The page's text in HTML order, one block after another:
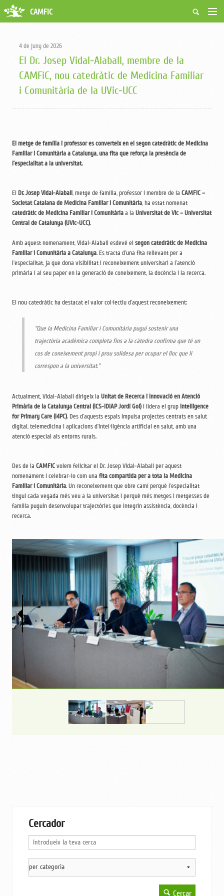
Qui som
Activitats
Borsa de treball
Ciutadans
CAMFiC
4 de juny de 2026
El Dr. Josep Vidal-Alaball, membre de la
CAMFiC, nou catedràtic de Medicina Familiar
i Comunitària de la UVic-UCC
El metge de família i professor es converteix en el segon catedràtic de Medicina
Familiar i Comunitària a Catalunya, una fita que reforça la presència de
l’especialitat a la universitat.
El Dr. Josep Vidal-Alaball, metge de família, professor i membre de la CAMFiC –
Societat Catalana de Medicina Familiar i Comunitària, ha estat nomenat
catedràtic de Medicina Familiar i Comunitàriaa la Universitat de Vic – Universitat
Central de Catalunya (UVic-UCC).
Amb aquest nomenament, Vidal-Alaball esdevé el segon catedràtic de Medicina
Familiar i Comunitària a Catalunya. Es tracta d’una fita rellevant per a
l’especialitat, ja que dona visibilitat i reconeixement universitari a l’atenció
primària i al seu paper en la generació de coneixement, la docència i la recerca.
El nou catedràtic ha destacat el valor col·lectiu d’aquest reconeixement:
“Que la Medicina Familiar i Comunitària pugui sostenir una
trajectòria acadèmica completa fins a la càtedra confirma que té un
cos de coneixement propi i prou solidesa per ocupar el lloc que li
correspon a la universitat.”
Actualment, Vidal-Alaball dirigeix la Unitat de Recerca i Innovació en Atenció
Primària de la Catalunya Central (ICS-IDIAP Jordi Gol) i lidera el grup Intelligence
for Primary Care (I4PC). Des d’aquests espais impulsa projectes centrats en salut
digital, telemedicina i aplicacions d’intel·ligència artificial en salut, amb una
atenció especial als entorns rurals.
Des de la CAMFiCvolem felicitar el Dr. Josep Vidal-Alaball per aquest
nomenament i celebrar-lo com una fita compartida per a tota la Medicina
Familiar i Comunitària. Un reconeixement que obre camí perquè l’especialitat
tingui cada vegada més veu a la universitat i perquè més metges i metgesses de
família puguin desenvolupar trajectòries que integrin assistència, docència i
recerca.
Cercador
Cercar